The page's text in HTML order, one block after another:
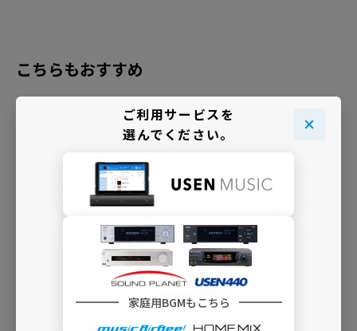
こちらもおすすめ
避暑地に来たかのような癒しの雰囲気を
ご利用サービスを
選んでください。
家庭用BGMもこちら